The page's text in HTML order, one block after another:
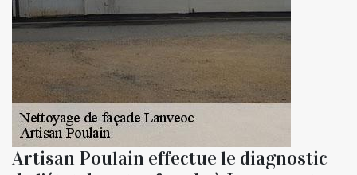
Artisan Poulain effectue le diagnostic